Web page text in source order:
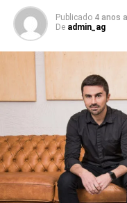
Publicado 4 anos
De admin_ag